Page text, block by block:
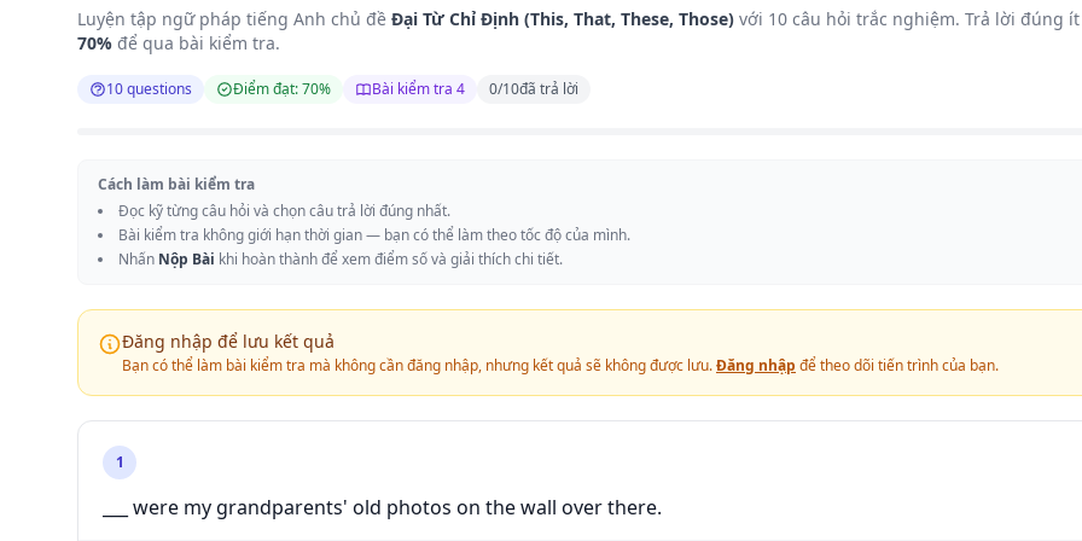
Luyện tập ngữ pháp tiếng Anh chủ đề Đại Từ Chỉ Định (This, That, These, Those) với 10 câu hỏi trắc nghiệm. Trả lời đúng
70% để qua bài kiểm tra.
10 questions Điểm đạt: 70% Bài kiểm tra 4 0/10đã trả lời
Cách làm bài kiểm tra
Đọc kỹ từng câu hỏi và chọn câu trả lời đúng nhất.
Bài kiểm tra không giới hạn thời gian — bạn có thể làm theo tốc độ của mình.
Nhấn Nộp Bài khi hoàn thành để xem điểm số và giải thích chi tiết.
Đăng nhập để lưu kết quả
Bạn có thể làm bài kiểm tra mà không cần đăng nhập, nhưng kết quả sẽ không được lưu.Đăng nhập để theo dõi tiến trình của bạn.
1
___ were my grandparents' old photos on the wall over there.